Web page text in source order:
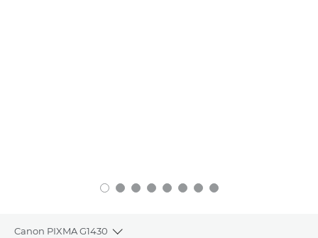
Canon PIXMA G1430